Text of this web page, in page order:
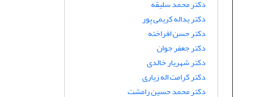
دکتر محمد سلیقه
دکتر یداله کریمی پور
دکتر حسن افراخته
دکتر جعفر جوان
دکتر شهریار خالدی
دکتر کرامت اله زیاری
دکتر محمد حسین رامشت